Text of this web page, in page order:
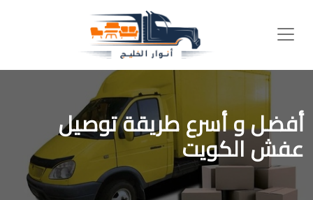
أفضل و أسرع طريقة توصيل
عفش الكويت